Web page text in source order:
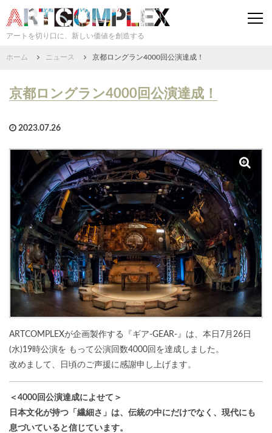
アートを切り口に、新しい価値を創造する
ホーム ニュース 京都ロングラン4000回公演達成！
京都ロングラン4000回公演達成！
2023.07.26
ARTCOMPLEXが企画製作する『ギア-GEAR-』は、本日7月26日
(水)19時公演を もって公演回数4000回を達成しました。
改めまして、日頃のご声援に感謝申し上げます。
＜4000回公演達成によせて＞
日本文化が持つ「繊細さ」は、伝統の中にだけでなく、現代にも
息づいていると信じています。